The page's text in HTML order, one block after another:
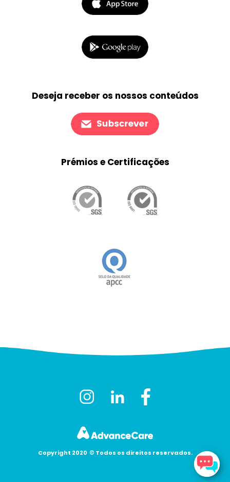
Deseja receber os nossos conteúdos
Prémios e Certificações
Copyright 2020 © Todos os direitos reservados.